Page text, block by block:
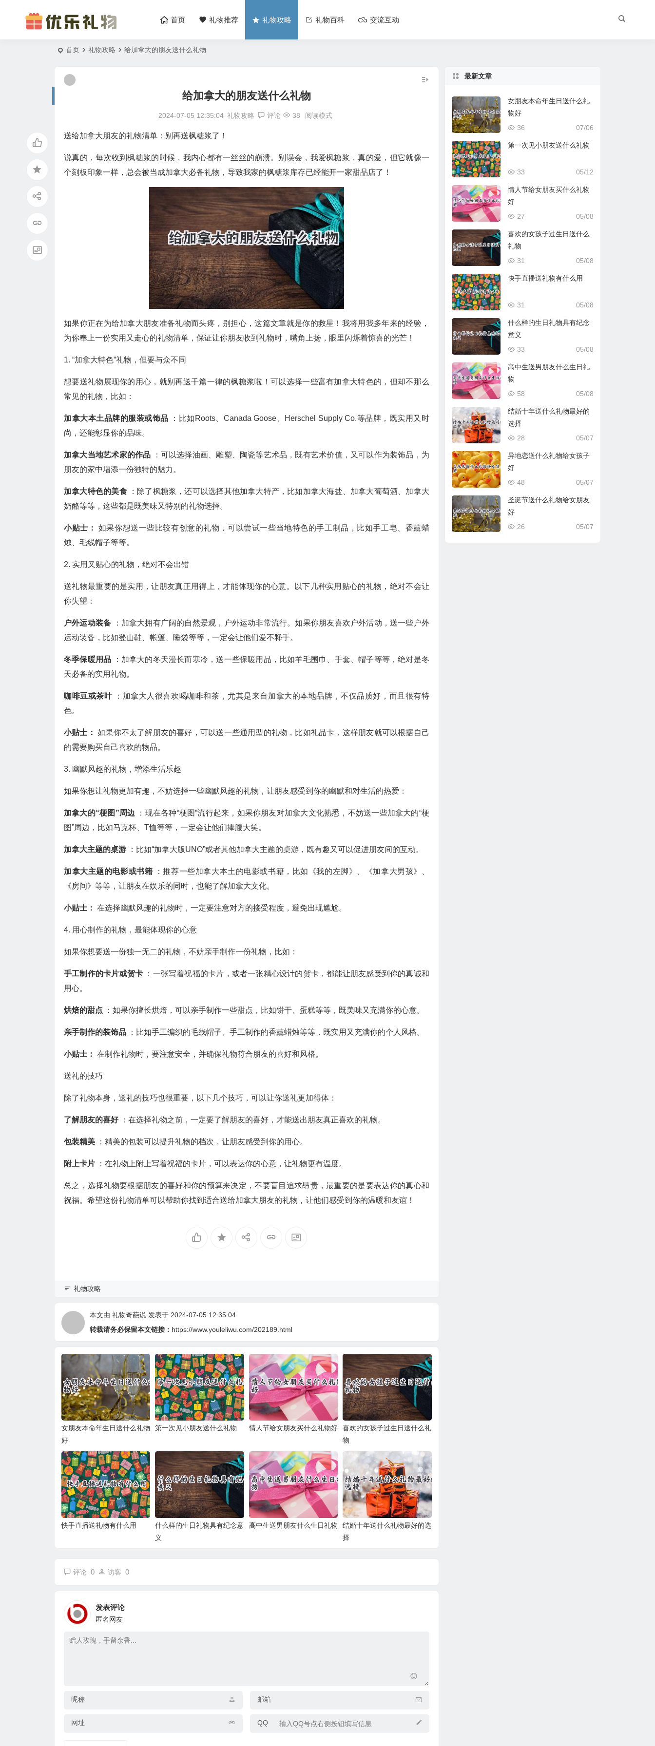
首页 礼物推荐 礼物攻略 礼物百科 交流互动
首页 礼物攻略 给加拿大的朋友送什么礼物
给加拿大的朋友送什么礼物
2024-07-05 12:35:04 礼物攻略 评论 38 阅读模式
送给加拿大朋友的礼物清单：别再送枫糖浆了！
说真的，每次收到枫糖浆的时候，我内心都有一丝丝的崩溃。别误会，我爱枫糖浆，真的爱，但它就像一
个刻板印象一样，总会被当成加拿大必备礼物，导致我家的枫糖浆库存已经能开一家甜品店了！
如果你正在为给加拿大朋友准备礼物而头疼，别担心，这篇文章就是你的救星！我将用我多年来的经验，
为你奉上一份实用又走心的礼物清单，保证让你朋友收到礼物时，嘴角上扬，眼里闪烁着惊喜的光芒！
1. “加拿大特色”礼物，但要与众不同
想要送礼物展现你的用心，就别再送千篇一律的枫糖浆啦！可以选择一些富有加拿大特色的，但却不那么
常见的礼物，比如：
加拿大本土品牌的服装或饰品
：比如Roots、Canada Goose、Herschel Supply Co.等品牌，既实用又时
尚，还能彰显你的品味。
加拿大当地艺术家的作品
：可以选择油画、雕塑、陶瓷等艺术品，既有艺术价值，又可以作为装饰品，为
朋友的家中增添一份独特的魅力。
加拿大特色的美食
：除了枫糖浆，还可以选择其他加拿大特产，比如加拿大海盐、加拿大葡萄酒、加拿大
奶酪等等，这些都是既美味又特别的礼物选择。
小贴士： 如果你想送一些比较有创意的礼物，可以尝试一些当地特色的手工制品，比如手工皂、香薰蜡
烛、毛线帽子等等。
2. 实用又贴心的礼物，绝对不会出错
送礼物最重要的是实用，让朋友真正用得上，才能体现你的心意。以下几种实用贴心的礼物，绝对不会让
你失望：
户外运动装备
：加拿大拥有广阔的自然景观，户外运动非常流行。如果你朋友喜欢户外活动，送一些户外
运动装备，比如登山鞋、帐篷、睡袋等等，一定会让他们爱不释手。
冬季保暖用品
：加拿大的冬天漫长而寒冷，送一些保暖用品，比如羊毛围巾、手套、帽子等等，绝对是冬
天必备的实用礼物。
咖啡豆或茶叶
：加拿大人很喜欢喝咖啡和茶，尤其是来自加拿大的本地品牌，不仅品质好，而且很有特
色。
小贴士：如果你不太了解朋友的喜好，可以送一些通用型的礼物，比如礼品卡，这样朋友就可以根据自己
的需要购买自己喜欢的物品。
3. 幽默风趣的礼物，增添生活乐趣
如果你想让礼物更加有趣，不妨选择一些幽默风趣的礼物，让朋友感受到你的幽默和对生活的热爱：
加拿大的“梗图”周边
：现在各种“梗图”流行起来，如果你朋友对加拿大文化熟悉，不妨送一些加拿大的“梗
图”周边，比如马克杯、T恤等等，一定会让他们捧腹大笑。
加拿大主题的桌游 ：比如“加拿大版UNO”或者其他加拿大主题的桌游，既有趣又可以促进朋友间的互动。
加拿大主题的电影或书籍
：推荐一些加拿大本土的电影或书籍，比如《我的左脚》、《加拿大男孩》、
《房间》等等，让朋友在娱乐的同时，也能了解加拿大文化。
小贴士： 在选择幽默风趣的礼物时，一定要注意对方的接受程度，避免出现尴尬。
4. 用心制作的礼物，最能体现你的心意
如果你想要送一份独一无二的礼物，不妨亲手制作一份礼物，比如：
手工制作的卡片或贺卡
：一张写着祝福的卡片，或者一张精心设计的贺卡，都能让朋友感受到你的真诚和
用心。
烘焙的甜点 ：如果你擅长烘焙，可以亲手制作一些甜点，比如饼干、蛋糕等等，既美味又充满你的心意。
亲手制作的装饰品 ：比如手工编织的毛线帽子、手工制作的香薰蜡烛等等，既实用又充满你的个人风格。
小贴士： 在制作礼物时，要注意安全，并确保礼物符合朋友的喜好和风格。
送礼的技巧
除了礼物本身，送礼的技巧也很重要，以下几个技巧，可以让你送礼更加得体：
了解朋友的喜好 ：在选择礼物之前，一定要了解朋友的喜好，才能送出朋友真正喜欢的礼物。
包装精美 ：精美的包装可以提升礼物的档次，让朋友感受到你的用心。
附上卡片 ：在礼物上附上写着祝福的卡片，可以表达你的心意，让礼物更有温度。
总之，选择礼物要根据朋友的喜好和你的预算来决定，不要盲目追求昂贵，最重要的是要表达你的真心和
祝福。希望这份礼物清单可以帮助你找到适合送给加拿大朋友的礼物，让他们感受到你的温暖和友谊！
礼物攻略
本文由 礼物奇葩说 发表于 2024-07-05 12:35:04
转载请务必保留本文链接： https://www.youleliwu.com/202189.html
女朋友本命年生日送什么礼物
好
第一次见小朋友送什么礼物 情人节给女朋友买什么礼物好
喜欢的女孩子过生日送什么礼
物
快手直播送礼物有什么用
什么样的生日礼物具有纪念意
义
高中生送男朋友什么生日礼物
结婚十年送什么礼物最好的选
择
评论 0 访客 0
发表评论
匿名网友
昵称 邮箱
网址 QQ
最新文章
女朋友本命年生日送什么礼
物好
07/06
36
第一次见小朋友送什么礼物
05/12
33
情人节给女朋友买什么礼物
好
05/08
27
喜欢的女孩子过生日送什么
礼物
05/08
31
快手直播送礼物有什么用
05/08
31
什么样的生日礼物具有纪念
意义
05/08
33
高中生送男朋友什么生日礼
物
05/08
58
结婚十年送什么礼物最好的
选择
05/07
28
异地恋送什么礼物给女孩子
好
05/07
48
圣诞节送什么礼物给女朋友
好
05/07
26